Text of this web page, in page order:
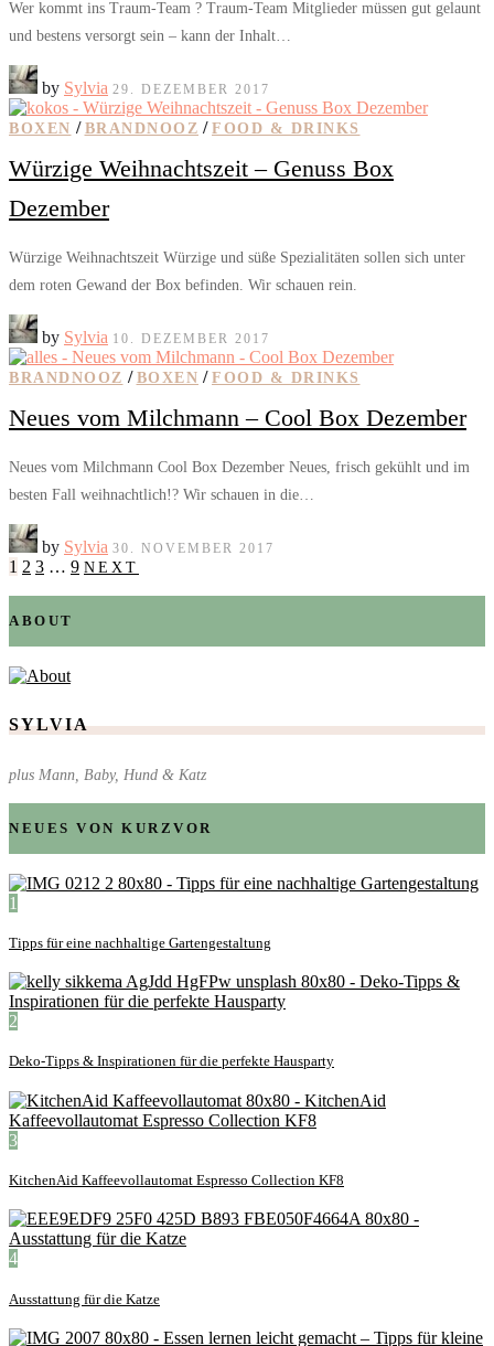
Wer kommt ins Traum-Team ? Traum-Team Mitglieder müssen gut gelaunt
und bestens versorgt sein – kann der Inhalt…
by Sylvia 29. DEZEMBER 2017
BOXEN / BRANDNOOZ / FOOD & DRINKS
Würzige Weihnachtszeit – Genuss Box
Dezember
Würzige Weihnachtszeit Würzige und süße Spezialitäten sollen sich unter
dem roten Gewand der Box befinden. Wir schauen rein.
by Sylvia 10. DEZEMBER 2017
BRANDNOOZ / BOXEN / FOOD & DRINKS
Neues vom Milchmann – Cool Box Dezember
Neues vom Milchmann Cool Box Dezember Neues, frisch gekühlt und im
besten Fall weihnachtlich!? Wir schauen in die…
by Sylvia 30. NOVEMBER 2017
1 2 3 … 9 NEXT
ABOUT
SYLVIA
plus Mann, Baby, Hund & Katz
NEUES VON KURZVOR
1
Tipps für eine nachhaltige Gartengestaltung
2
Deko-Tipps & Inspirationen für die perfekte Hausparty
3
KitchenAid Kaffeevollautomat Espresso Collection KF8
4
Ausstattung für die Katze